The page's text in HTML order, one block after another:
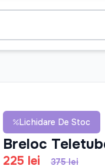
Lichidare De Stoc
Breloc
225 lei 375 lei